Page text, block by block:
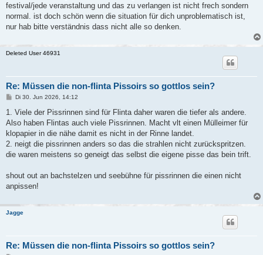
festival/jede veranstaltung und das zu verlangen ist nicht frech sondern
normal. ist doch schön wenn die situation für dich unproblematisch ist,
nur hab bitte verständnis dass nicht alle so denken.
Deleted User 46931
Re: Müssen die non-flinta Pissoirs so gottlos sein?
B
r
a
g
Di 30. Jun 2026, 14:12
1. Viele der Pissrinnen sind für Flinta daher waren die tiefer als andere.
Also haben Flintas auch viele Pissrinnen. Macht vlt einen Mülleimer für
klopapier in die nähe damit es nicht in der Rinne landet.
2. neigt die pissrinnen anders so das die strahlen nicht zurückspritzen.
die waren meistens so geneigt das selbst die eigene pisse das bein trift.
shout out an bachstelzen und seebühne für pissrinnen die einen nicht
anpissen!
Jagge
Re: Müssen die non-flinta Pissoirs so gottlos sein?